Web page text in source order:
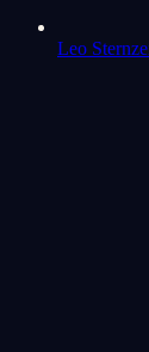
Leo